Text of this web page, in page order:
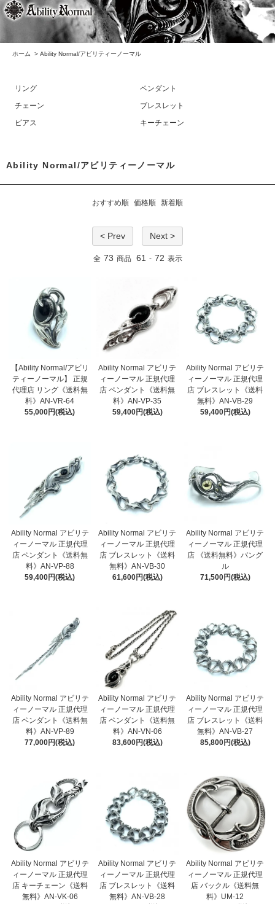
ホーム > Ability Normal/アビリティーノーマル
リング
ペンダント
チェーン
ブレスレット
ピアス
キーチェーン
Ability Normal/アビリティーノーマル
おすすめ順 価格順 新着順
< Prev Next >
全 73 商品 61 - 72 表示
【Ability Normal/アビリ
ティーノーマル】 正規
代理店 リング《送料無
料》AN-VR-64
55,000円(税込)
Ability Normal アビリテ
ィーノーマル 正規代理
店 ペンダント《送料無
料》AN-VP-35
59,400円(税込)
Ability Normal アビリテ
ィーノーマル 正規代理
店 ブレスレット《送料
無料》AN-VB-29
59,400円(税込)
Ability Normal アビリテ
ィーノーマル 正規代理
店 ペンダント《送料無
料》AN-VP-88
59,400円(税込)
Ability Normal アビリテ
ィーノーマル 正規代理
店 ブレスレット《送料
無料》AN-VB-30
61,600円(税込)
Ability Normal アビリテ
ィーノーマル 正規代理
店 《送料無料》バング
ル
71,500円(税込)
Ability Normal アビリテ
ィーノーマル 正規代理
店 ペンダント《送料無
料》AN-VP-89
77,000円(税込)
Ability Normal アビリテ
ィーノーマル 正規代理
店 ペンダント《送料無
料》AN-VN-06
83,600円(税込)
Ability Normal アビリテ
ィーノーマル 正規代理
店 ブレスレット《送料
無料》AN-VB-27
85,800円(税込)
Ability Normal アビリテ
ィーノーマル 正規代理
店 キーチェーン《送料
無料》AN-VK-06
Ability Normal アビリテ
ィーノーマル 正規代理
店 ブレスレット《送料
無料》AN-VB-28
Ability Normal アビリテ
ィーノーマル 正規代理
店 バックル《送料無
料》UM-12